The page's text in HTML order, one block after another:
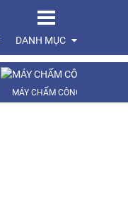
DANH MỤC
MÁY CHẤM CÔNG